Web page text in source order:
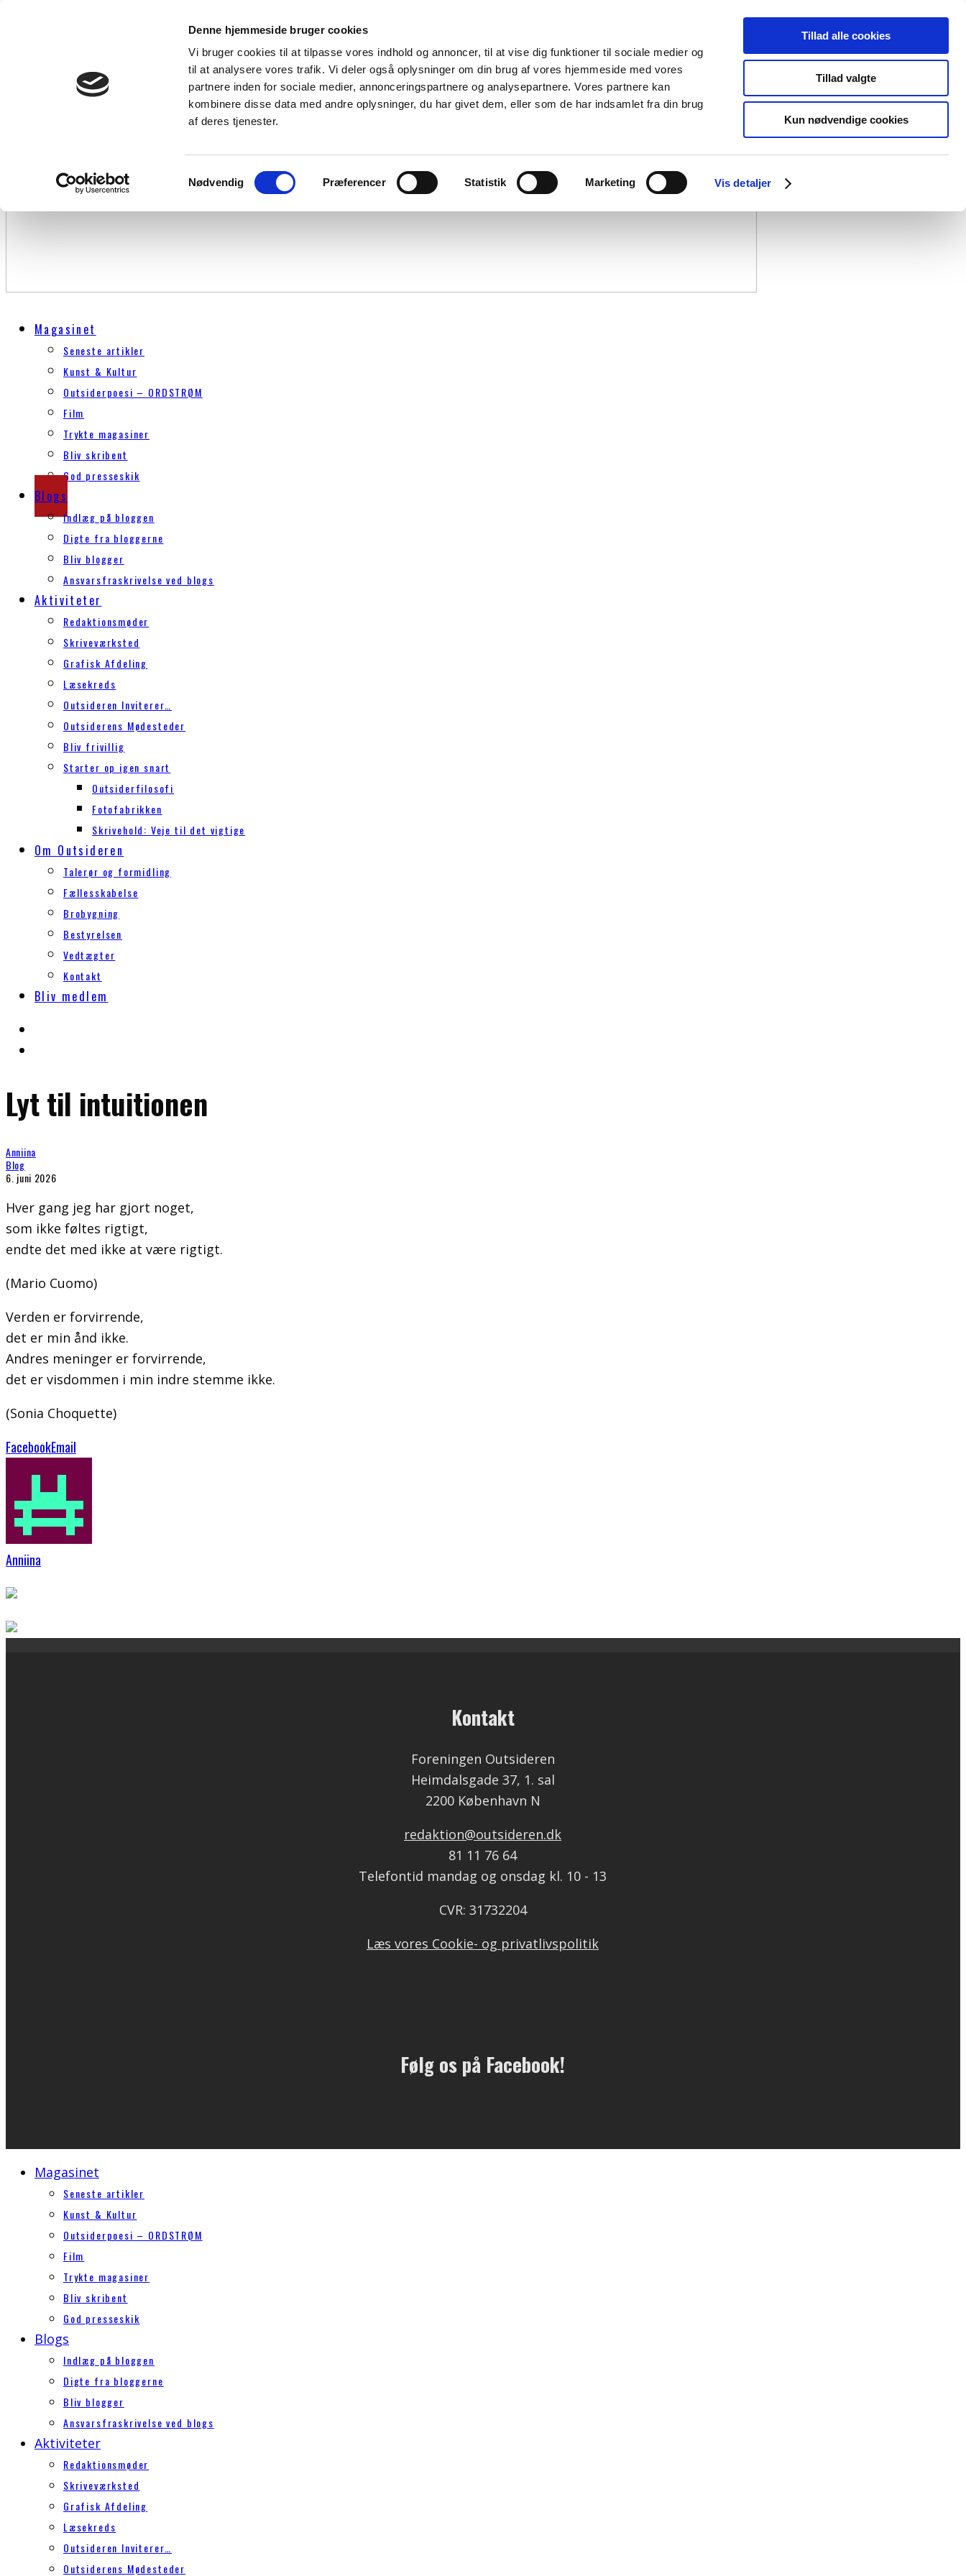
Denne hjemmeside bruger cookies
Vi bruger cookies til at tilpasse vores indhold og annoncer, til at vise dig funktioner til sociale medier og
til at analysere vores trafik. Vi deler også oplysninger om din brug af vores hjemmeside med vores
partnere inden for sociale medier, annonceringspartnere og analysepartnere. Vores partnere kan
kombinere disse data med andre oplysninger, du har givet dem, eller som de har indsamlet fra din brug
af deres tjenester.
Samtykkevalg
Nødvendig Præferencer Statistik Marketing Vis detaljer
Tillad alle cookies
Tillad valgte
Kun nødvendige cookies
Magasinet
Seneste artikler
Kunst & Kultur
Outsiderpoesi – ORDSTRØM
Film
Trykte magasiner
Bliv skribent
God presseskik
Blogs
Indlæg på bloggen
Digte fra bloggerne
Bliv blogger
Ansvarsfraskrivelse ved blogs
Aktiviteter
Redaktionsmøder
Skriveværksted
Grafisk Afdeling
Læsekreds
Outsideren Inviterer…
Outsiderens Mødesteder
Bliv frivillig
Starter op igen snart
Outsiderfilosofi
Fotofabrikken
Skrivehold: Veje til det vigtige
Om Outsideren
Talerør og formidling
Fællesskabelse
Brobygning
Bestyrelsen
Vedtægter
Kontakt
Bliv medlem
Lyt til intuitionen
Anniina
Blog
6. juni 2026
Hver gang jeg har gjort noget,
som ikke føltes rigtigt,
endte det med ikke at være rigtigt.
(Mario Cuomo)
Verden er forvirrende,
det er min ånd ikke.
Andres meninger er forvirrende,
det er visdommen i min indre stemme ikke.
(Sonia Choquette)
FacebookEmail
Anniina
Kontakt
Foreningen Outsideren
Heimdalsgade 37, 1. sal
2200 København N
redaktion@outsideren.dk
81 11 76 64
Telefontid mandag og onsdag kl. 10 - 13
CVR: 31732204
Læs vores Cookie- og privatlivspolitik
Følg os på Facebook!
Magasinet
Seneste artikler
Kunst & Kultur
Outsiderpoesi – ORDSTRØM
Film
Trykte magasiner
Bliv skribent
God presseskik
Blogs
Indlæg på bloggen
Digte fra bloggerne
Bliv blogger
Ansvarsfraskrivelse ved blogs
Aktiviteter
Redaktionsmøder
Skriveværksted
Grafisk Afdeling
Læsekreds
Outsideren Inviterer…
Outsiderens Mødesteder